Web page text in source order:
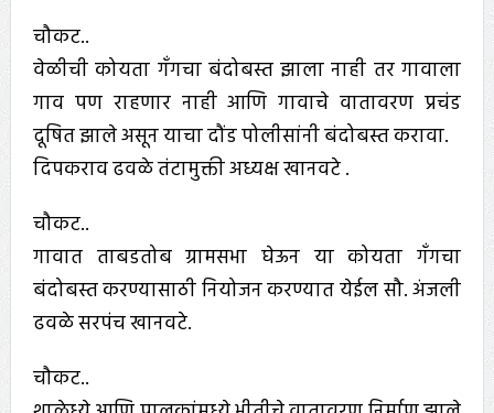
चौकट..
वेळीची कोयता गँगचा बंदोबस्त झाला नाही तर गावाला
गाव पण राहणार नाही आणि गावाचे वातावरण प्रचंड
दूषित झाले असून याचा दौंड पोलीसांनी बंदोबस्त करावा.
दिपकराव ढवळे तंटामुक्ती अध्यक्ष खानवटे .
चौकट..
गावात ताबडतोब ग्रामसभा घेऊन या कोयता गँगचा
बंदोबस्त करण्यासाठी नियोजन करण्यात येईल सौ. अंजली
ढवळे सरपंच खानवटे.
चौकट..